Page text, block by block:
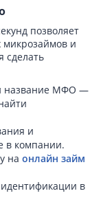
позволяет
микрозаймов и
сделать
название МФО —
и
в компании.
на онлайн займ
в